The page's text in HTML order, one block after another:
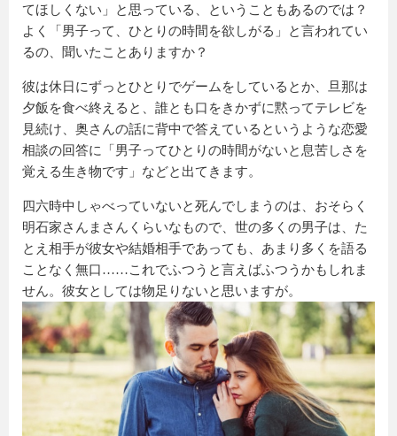
てほしくない」と思っている、ということもあるのでは？
よく「男子って、ひとりの時間を欲しがる」と言われてい
るの、聞いたことありますか？
彼は休日にずっとひとりでゲームをしているとか、旦那は
夕飯を食べ終えると、誰とも口をきかずに黙ってテレビを
見続け、奥さんの話に背中で答えているというような恋愛
相談の回答に「男子ってひとりの時間がないと息苦しさを
覚える生き物です」などと出てきます。
四六時中しゃべっていないと死んでしまうのは、おそらく
明石家さんまさんくらいなもので、世の多くの男子は、た
とえ相手が彼女や結婚相手であっても、あまり多くを語る
ことなく無口……これでふつうと言えばふつうかもしれま
せん。彼女としては物足りないと思いますが。